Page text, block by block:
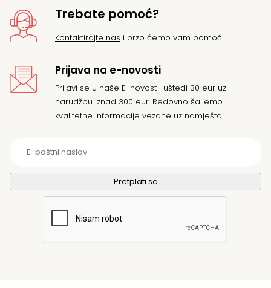
Trebate pomoć?
Kontaktirajte nas i brzo ćemo vam pomoći.
Prijava na e-novosti
Prijavi se u naše E-novost i uštedi 30 eur uz
narudžbu iznad 300 eur. Redovno šaljemo
kvalitetne informacije vezane uz namještaj.